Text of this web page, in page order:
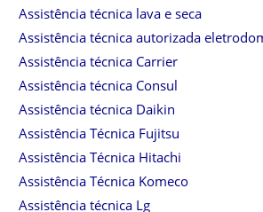
Assistência técnica lava e seca
Assistência técnica autorizada
Assistência técnica Carrier
Assistência técnica Consul
Assistência técnica Daikin
Assistência Técnica Fujitsu
Assistência Técnica Hitachi
Assistência Técnica Komeco
Assistência técnica Lg